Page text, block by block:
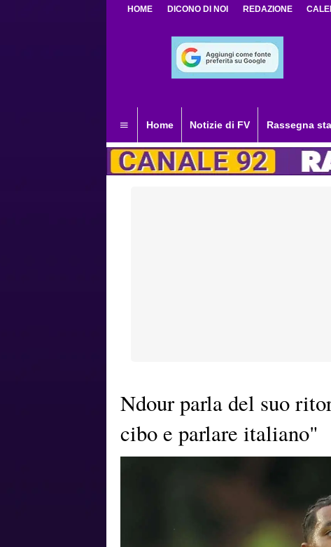
HOME DICONO DI NOI REDAZIONE
Home Notizie di FV Rassegna
Ndour parla del suo
cibo e parlare italiano"